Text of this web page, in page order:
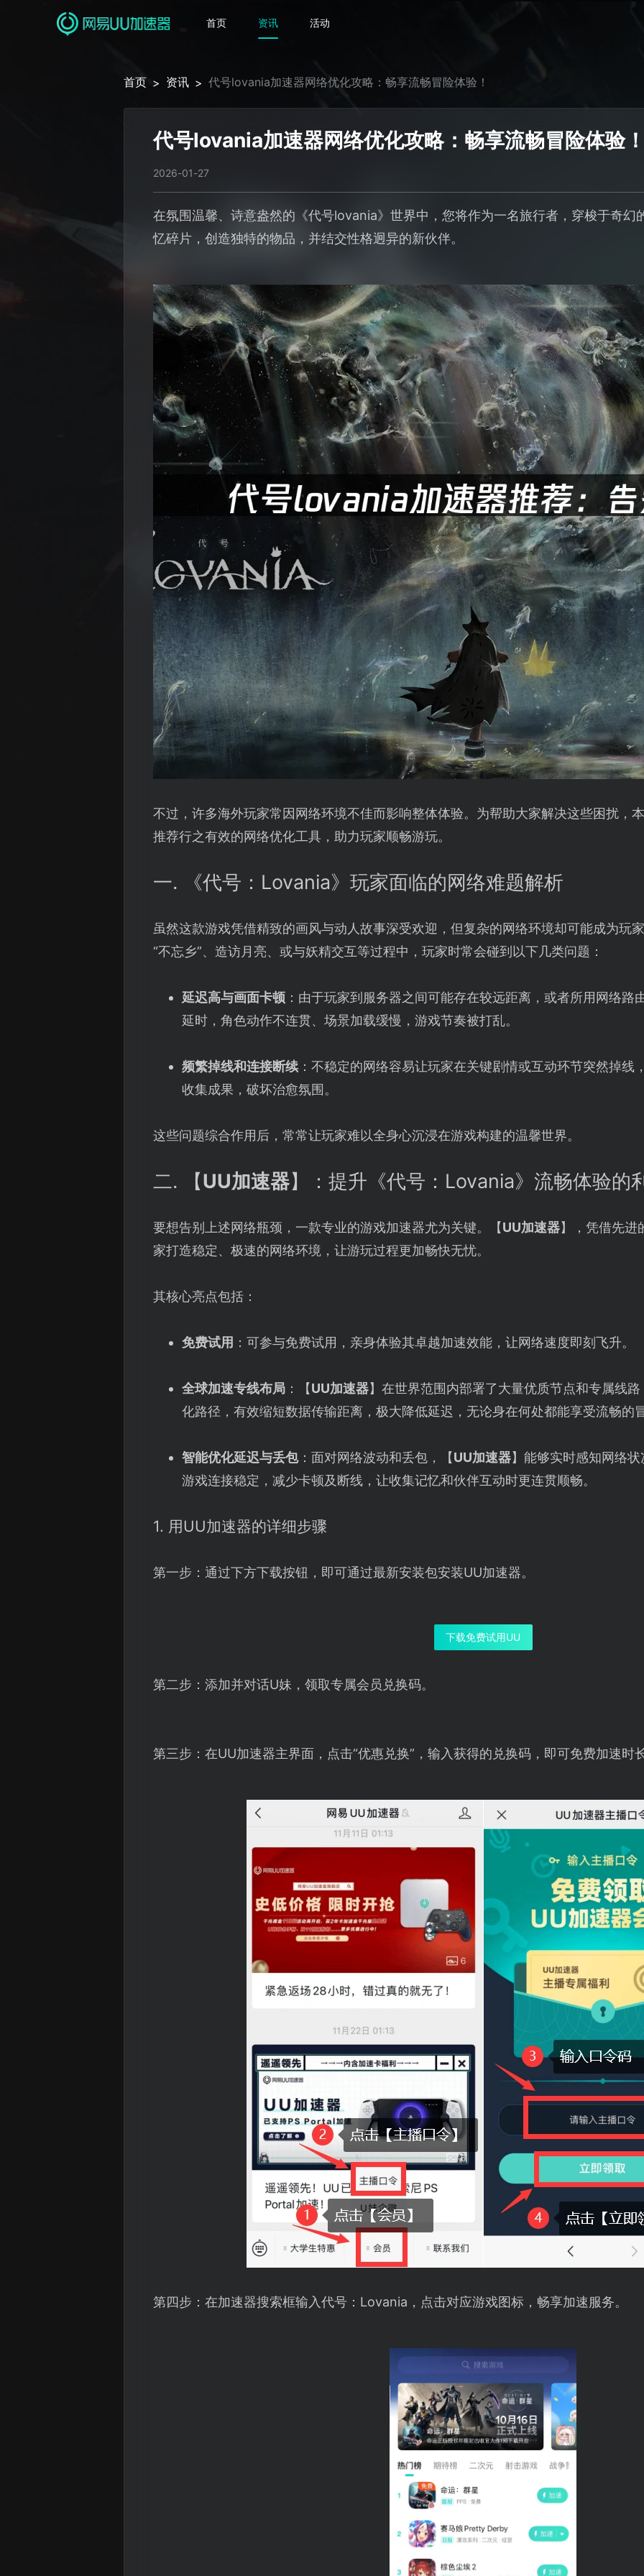
首页 资讯 活动
首页 > 资讯 > 代号lovania加速器网络优化攻略：畅享流畅冒险体验！
代号lovania加速器网络优化攻略：畅享流畅冒险体验
2026-01-27
在氛围温馨、诗意盎然的《代号lovania》世界中，您将作为一名旅行者，穿梭于奇幻
忆碎片，创造独特的物品，并结交性格迥异的新伙伴。
不过，许多海外玩家常因网络环境不佳而影响整体体验。为帮助大家解决这些困扰，
推荐行之有效的网络优化工具，助力玩家顺畅游玩。
一. 《代号：Lovania》玩家面临的网络难题解析
虽然这款游戏凭借精致的画风与动人故事深受欢迎，但复杂的网络环境却可能成为玩
“不忘乡”、造访月亮、或与妖精交互等过程中，玩家时常会碰到以下几类问题：
延迟高与画面卡顿：由于玩家到服务器之间可能存在较远距离，或者所用网络路
延时，角色动作不连贯、场景加载缓慢，游戏节奏被打乱。
频繁掉线和连接断续：不稳定的网络容易让玩家在关键剧情或互动环节突然掉线
收集成果，破坏治愈氛围。
这些问题综合作用后，常常让玩家难以全身心沉浸在游戏构建的温馨世界。
二. 【UU加速器】：提升《代号：Lovania》流畅体验的
要想告别上述网络瓶颈，一款专业的游戏加速器尤为关键。【UU加速器】，凭借先进
家打造稳定、极速的网络环境，让游玩过程更加畅快无忧。
其核心亮点包括：
免费试用 ：可参与免费试用，亲身体验其卓越加速效能，让网络速度即刻飞升。
全球加速专线布局：【UU加速器】在世界范围内部署了大量优质节点和专属线
化路径，有效缩短数据传输距离，极大降低延迟，无论身在何处都能享受流畅的
智能优化延迟与丢包：面对网络波动和丢包，【UU加速器】能够实时感知网络
游戏连接稳定，减少卡顿及断线，让收集记忆和伙伴互动时更连贯顺畅。
1. 用UU加速器的详细步骤
第一步：通过下方下载按钮，即可通过最新安装包安装UU加速器。
下载免费试用UU
第二步：添加并对话U妹，领取专属会员兑换码。
第三步：在UU加速器主界面，点击“优惠兑换”，输入获得的兑换码，即可免费加速时
第四步：在加速器搜索框输入代号：Lovania，点击对应游戏图标，畅享加速服务。